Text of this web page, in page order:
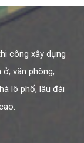
công xây dựng
văn phòng,
lô phố, lâu đài